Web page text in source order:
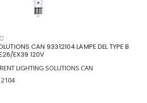
CAN 93312104 LAMPE DEL TYPE B
EX39 120V
LIGHTING SOLUTIONS CAN